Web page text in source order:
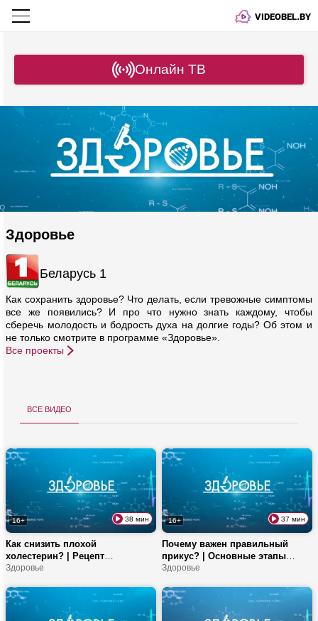
VIDEOBEL.BY
Онлайн ТВ
Беларусь 1
Здоровье
Как сохранить здоровье? Что делать, если тревожные симптомы
все же появились? И про что нужно знать каждому, чтобы
сберечь молодость и бодрость духа на долгие годы? Об этом и
не только смотрите в программе «Здоровье».
Все проекты
все видео
16+ 38 мин
Как снизить плохой
холестерин? | Рецепт
идеального ужина | Как
Здоровье
16+ 37 мин
Почему важен правильный
прикус? | Основные этапы
челюстно-лицевой хирургии |
Здоровье